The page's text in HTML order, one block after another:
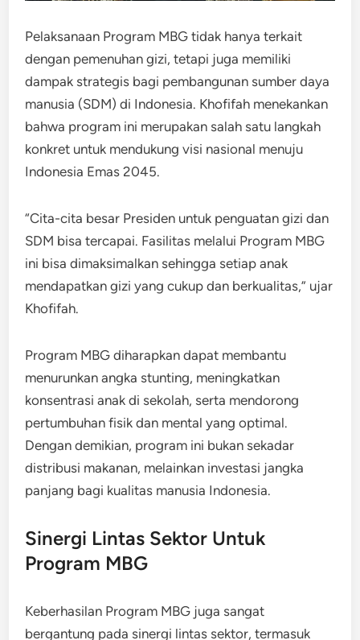
Pelaksanaan Program MBG tidak hanya terkait
dengan pemenuhan gizi, tetapi juga memiliki
dampak strategis bagi pembangunan sumber daya
manusia (SDM) di Indonesia. Khofifah menekankan
bahwa program ini merupakan salah satu langkah
konkret untuk mendukung visi nasional menuju
Indonesia Emas 2045.
“Cita-cita besar Presiden untuk penguatan gizi dan
SDM bisa tercapai. Fasilitas melalui Program MBG
ini bisa dimaksimalkan sehingga setiap anak
mendapatkan gizi yang cukup dan berkualitas,” ujar
Khofifah.
Program MBG diharapkan dapat membantu
menurunkan angka stunting, meningkatkan
konsentrasi anak di sekolah, serta mendorong
pertumbuhan fisik dan mental yang optimal.
Dengan demikian, program ini bukan sekadar
distribusi makanan, melainkan investasi jangka
panjang bagi kualitas manusia Indonesia.
Sinergi Lintas Sektor Untuk
Program MBG
Keberhasilan Program MBG juga sangat
bergantung pada sinergi lintas sektor, termasuk